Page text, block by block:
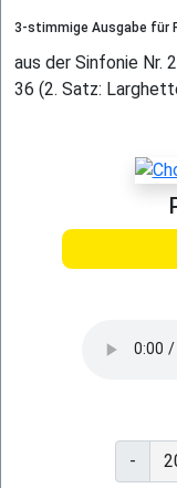
3-stimmige Ausgabe für
aus der Sinfonie Nr.
36 (2. Satz:
-